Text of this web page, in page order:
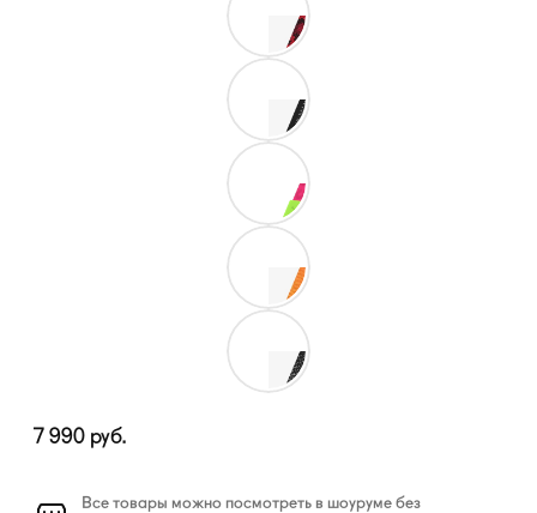
7 990 руб.
Все товары можно посмотреть в шоуруме без